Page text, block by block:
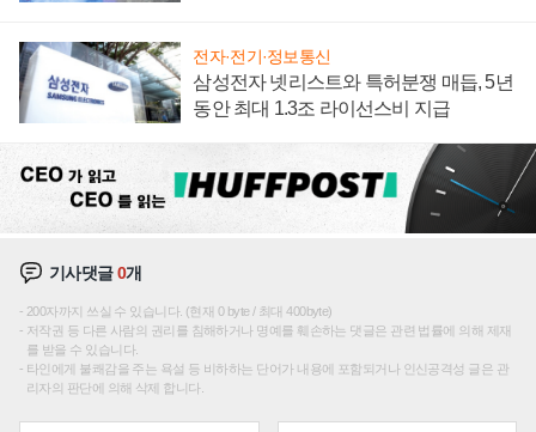
전자·전기·정보통신
삼성전자 넷리스트와 특허분쟁 매듭, 5년
동안 최대 1.3조 라이선스비 지급
기사댓글0개
200자까지 쓰실 수 있습니다. (현재 0 byte / 최대 400byte)
저작권 등 다른 사람의 권리를 침해하거나 명예를 훼손하는 댓글은 관련 법률에 의해 제재
를 받을 수 있습니다.
타인에게 불쾌감을 주는 욕설 등 비하하는 단어가 내용에 포함되거나 인신공격성 글은 관
리자의 판단에 의해 삭제 합니다.